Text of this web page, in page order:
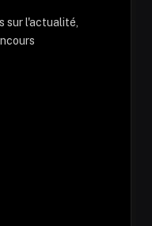
sur l'actualité,